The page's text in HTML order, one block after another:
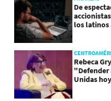
De
los latinos
Rebeca
"Defender
Unidas